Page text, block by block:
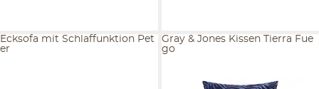
Ecksofa mit Schlaffunktion Pet
er
Gray & Jones Kissen Tierra Fue
go